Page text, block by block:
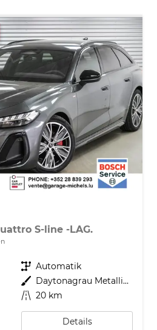
S-line -LAG.
Getriebe Automatik
Außenfarbe
Daytonagrau Metallic (6Y)
Kilometerstand 20 km
Details